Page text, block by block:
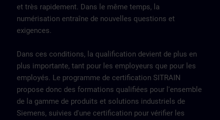
et très rapidement. Dans le même temps, la
numérisation entraîne de nouvelles questions et
exigences.
Dans ces conditions, la qualification devient de plus en
plus importante, tant pour les employeurs que pour les
employés. Le programme de certification SITRAIN
propose donc des formations qualifiées pour l'ensemble
de la gamme de produits et solutions industriels de
Siemens, suivies d'une certification pour vérifier les